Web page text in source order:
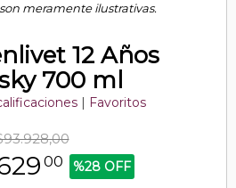
meramente ilustrativas.
12 Años
700 ml
| Favoritos
00 %28 OFF